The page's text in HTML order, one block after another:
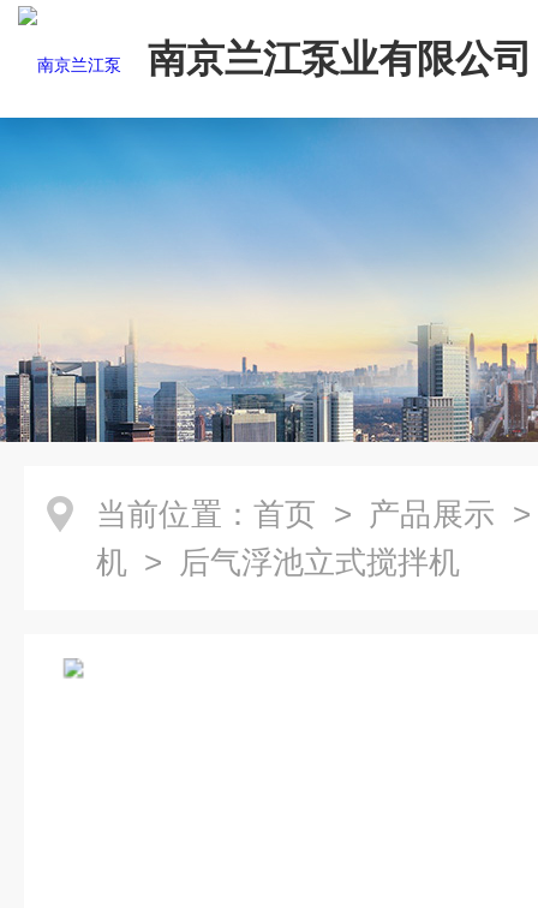
南京兰江泵业有限公司
当前位置： 首页 > 产品展示
机 > 后气浮池立式搅拌机